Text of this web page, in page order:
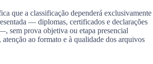
que a classificação dependerá exclusivamente
— diplomas, certificados e declarações
sem prova objetiva ou etapa presencial
ao formato e à qualidade dos arquivos